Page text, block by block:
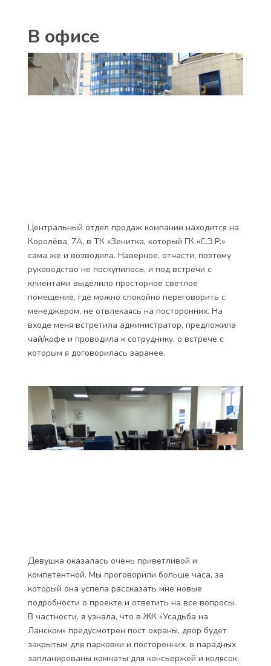
В офисе
Центральный отдел продаж компании находится на
Королёва, 7А, в ТК «Зенитка, который ГК «С.Э.Р.»
сама же и возводила. Наверное, отчасти, поэтому
руководство не поскупилось, и под встречи с
клиентами выделило просторное светлое
помещение, где можно спокойно переговорить с
менеджером, не отвлекаясь на посторонних. На
входе меня встретила администратор, предложила
чай/кофе и проводила к сотруднику, о встрече с
которым я договорилась заранее.
Девушка оказалась очень приветливой и
компетентной. Мы проговорили больше часа, за
который она успела рассказать мне новые
подробности о проекте и ответить на все вопросы.
В частности, я узнала, что в ЖК «Усадьба на
Ланском» предусмотрен пост охраны, двор будет
закрытым для парковки и посторонних, в парадных
запланированы комнаты для консьержей и колясок,